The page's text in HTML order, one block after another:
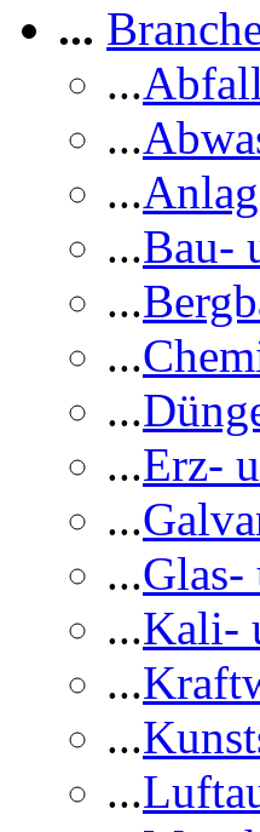
...
...
...
...
...Bau-
...
...
...
...Erz-
...
...
...Kali-
...
...
...